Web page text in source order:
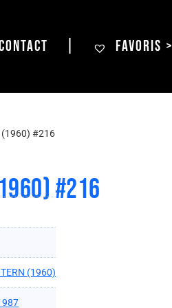
FAVORIS >
(1960) #216
#216
(1960)